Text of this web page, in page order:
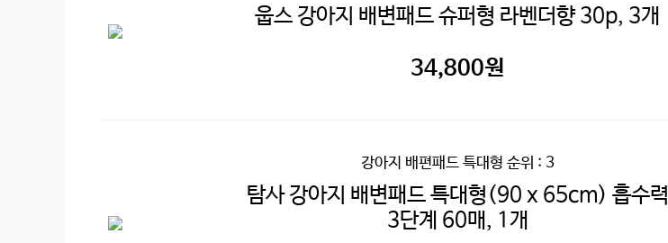
웁스 강아지 배변패드 슈퍼형 라벤더향 30p, 3개
34,800원
강아지 배편패드 특대형 순위 : 3
탐사 강아지 배변패드 특대형(90 x 65cm) 흡수력
3단계 60매, 1개